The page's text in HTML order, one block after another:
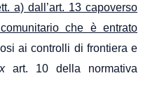
a) dall’art. 13 capoverso
che è entrato
ai controlli di frontiera e
art. 10 della normativa